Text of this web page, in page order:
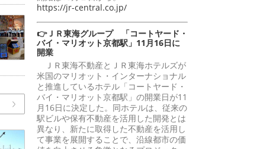
https://jr-central.co.jp/
👉ＪＲ東海グループ 「コートヤード・
バイ・マリオット京都駅」11月16日に
開業
ＪＲ東海不動産とＪＲ東海ホテルズが
米国のマリオット・インターナショナル
と推進しているホテル「コートヤード・
バイ・マリオット京都駅」の開業日が11
月16日に決定した。同ホテルは、従来の
駅ビルや保有不動産を活用した開発とは
異なり、新たに取得した不動産を活用し
て事業を展開することで、沿線都市の価